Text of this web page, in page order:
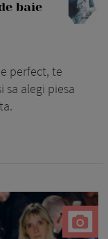
baie
perfect, te
alegi piesa